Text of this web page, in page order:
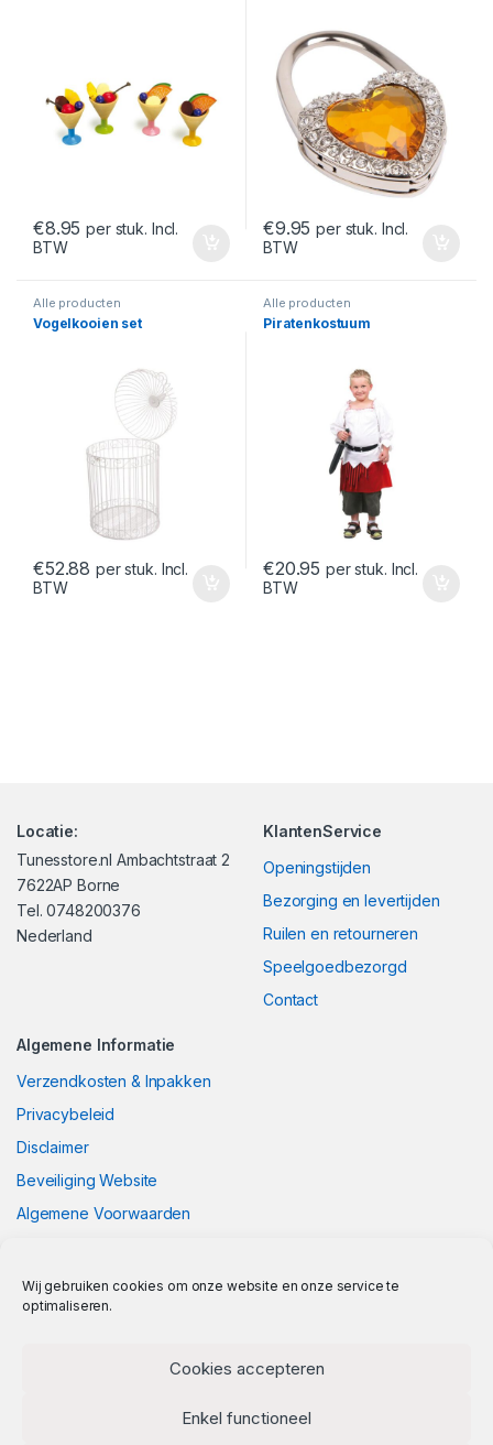
Wij gebruiken cookies om onze website en onze service te
optimaliseren.
Cookies accepteren
Enkel functioneel
€8.95 per stuk. Incl.
BTW
€9.95 per stuk. Incl.
BTW
Alle producten
Vogelkooien set
€52.88 per stuk. Incl.
BTW
Alle producten
Piratenkostuum
€20.95 per stuk. Incl.
BTW
Locatie:
Tunesstore.nl Ambachtstraat 2
7622AP Borne
Tel. 0748200376
Nederland
KlantenService
Openingstijden
Bezorging en levertijden
Ruilen en retourneren
Speelgoedbezorgd
Contact
Algemene Informatie
Verzendkosten & Inpakken
Privacybeleid
Disclaimer
Beveiliging Website
Algemene Voorwaarden